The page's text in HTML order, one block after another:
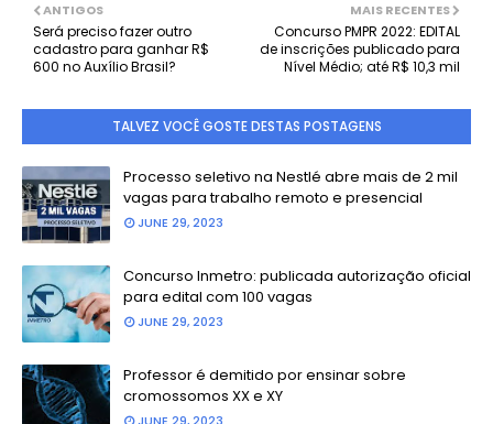
MAIS RECENTES
Concurso PMPR 2022: EDITAL
de inscrições publicado para
Nível Médio; até R$ 10,3 mil
ANTIGOS
Será preciso fazer outro
cadastro para ganhar R$
600 no Auxílio Brasil?
TALVEZ VOCÊ GOSTE DESTAS POSTAGENS
Processo seletivo na Nestlé abre mais de 2 mil
vagas para trabalho remoto e presencial
JUNE 29, 2023
Concurso Inmetro: publicada autorização oficial
para edital com 100 vagas
JUNE 29, 2023
Professor é demitido por ensinar sobre
cromossomos XX e XY